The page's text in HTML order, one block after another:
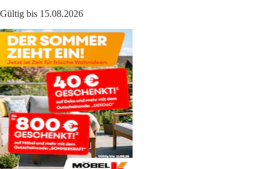
Gültig bis 15.08.2026